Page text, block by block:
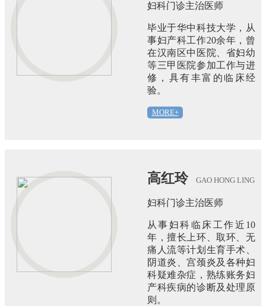
妇科门诊主治医师
毕业于华中科技大学，从
事妇产科工作20余年，曾
在汉南区中医院、省妇幼
等三甲医院参加工作与进
修，具有丰富的临床经
验。
MORE+
高红玲 GAO HONG LING
妇科门诊主治医师
从事妇科临床工作近10
年，擅长上环、取环、无
痛人流等计划生育手术、
阴道炎、宫颈炎及各种妇
科疑难杂症，熟练账务妇
产科疾病的诊断及处理原
则。